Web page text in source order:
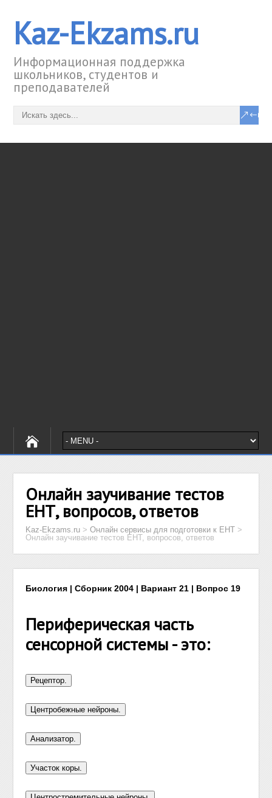
Kaz-Ekzams.ru
Информационная поддержка
школьников, студентов и
преподавателей
Онлайн заучивание тестов
ЕНТ, вопросов, ответов
Kaz-Ekzams.ru >Онлайн сервисы для подготовки к ЕНТ >
Онлайн заучивание тестов ЕНТ, вопросов, ответов
Биология | Сборник 2004 | Вариант 21 | Вопрос 19
Периферическая часть
сенсорной системы - это: